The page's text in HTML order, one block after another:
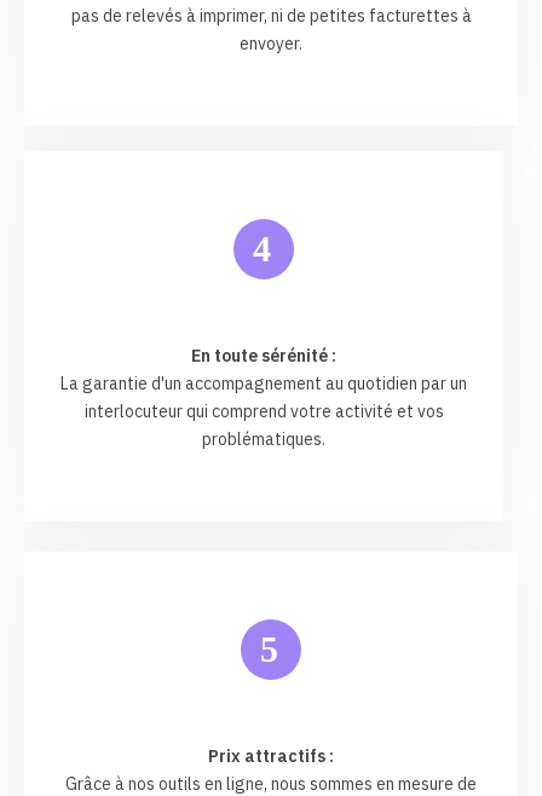
pas de relevés à imprimer, ni de petites facturettes à
envoyer.
4
En toute sérénité :
La garantie d'un accompagnement au quotidien par un
interlocuteur qui comprend votre activité et vos
problématiques.
5
Prix attractifs :
Grâce à nos outils en ligne, nous sommes en mesure de